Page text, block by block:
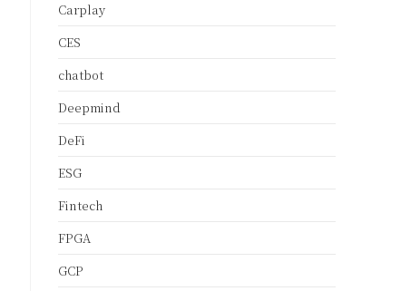
Carplay
CES
chatbot
Deepmind
DeFi
ESG
Fintech
FPGA
GCP